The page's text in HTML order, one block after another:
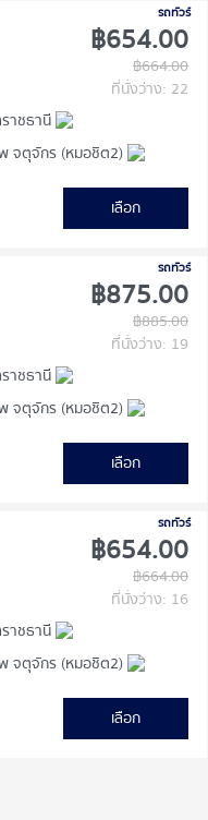
รถทัวร์
฿654.00
฿664.00
ที่นั่งว่าง: 22
าชธานี
จตุจักร (หมอชิต2)
เลือก
รถทัวร์
฿875.00
฿885.00
ที่นั่งว่าง: 19
าชธานี
จตุจักร (หมอชิต2)
เลือก
รถทัวร์
฿654.00
฿664.00
ที่นั่งว่าง: 16
าชธานี
จตุจักร (หมอชิต2)
เลือก